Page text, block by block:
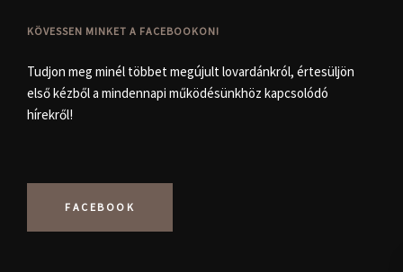
KÖVESSEN MINKET A FACEBOOKON!
Tudjon meg minél többet megújult lovardánkról, értesüljön
első kézből a mindennapi működésünkhöz kapcsolódó
hírekről!
FACEBOOK